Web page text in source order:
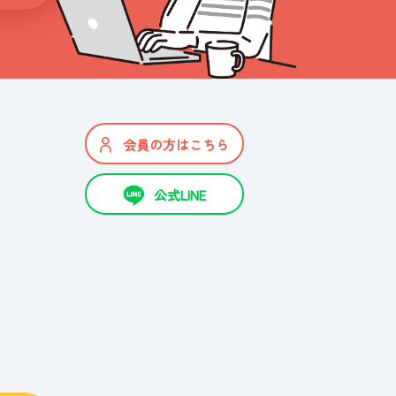
会員の方はこちら
公式LINE